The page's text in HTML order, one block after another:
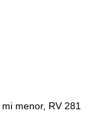
menor, RV 281